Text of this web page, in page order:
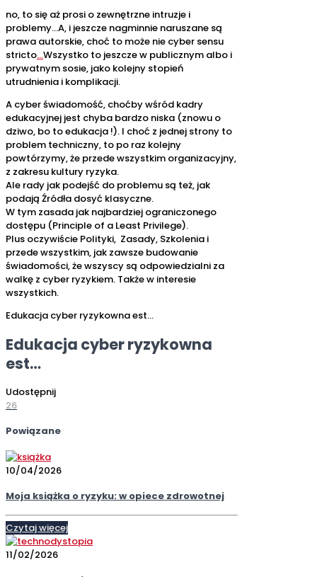
no, to się aż prosi o zewnętrzne intruzje i
problemy…A, i jeszcze nagminnie naruszane są
prawa autorskie, choć to może nie cyber sensu
stricto…Wszystko to jeszcze w publicznym albo i
prywatnym sosie, jako kolejny stopień
utrudnienia i komplikacji.
A cyber świadomość, choćby wśród kadry
edukacyjnej jest chyba bardzo niska (znowu o
dziwo, bo to edukacja !). I choć z jednej strony to
problem techniczny, to po raz kolejny
powtórzymy, że przede wszystkim organizacyjny,
z zakresu kultury ryzyka.
Ale rady jak podejść do problemu są też, jak
podają Źródła dosyć klasyczne.
W tym zasada jak najbardziej ograniczonego
dostępu (Principle of a Least Privilege).
Plus oczywiście Polityki, Zasady, Szkolenia i
przede wszystkim, jak zawsze budowanie
świadomości, że wszyscy są odpowiedzialni za
walkę z cyber ryzykiem. Także w interesie
wszystkich.
Edukacja cyber ryzykowna est…
Edukacja cyber ryzykowna
est…
Udostępnij
26
Powiązane
10/04/2026
Moja książka o ryzyku: w opiece zdrowotnej
Czytaj więcej
11/02/2026